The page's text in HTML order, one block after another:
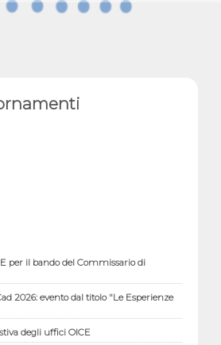
per il bando del Commissario di
2026: evento dal titolo "Le Esperienze
degli uffici OICE